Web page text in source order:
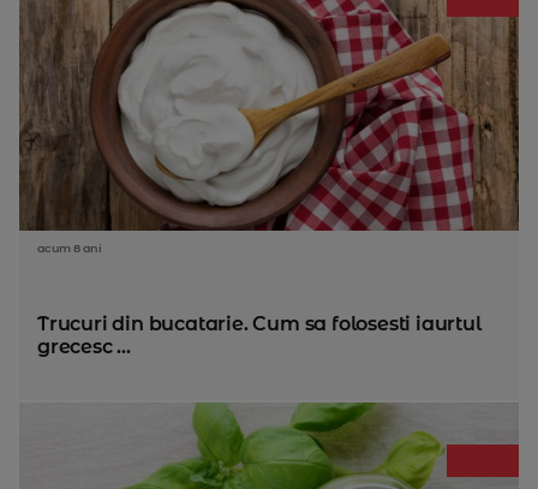
acum 8 ani
Trucuri din bucatarie. Cum sa folosesti iaurtul
grecesc ...